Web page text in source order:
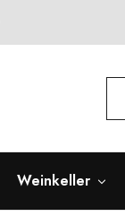
Weinkeller